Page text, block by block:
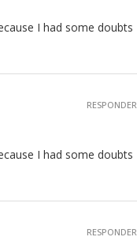
I had some doubts
I had some doubts
RESPONDER
RESPONDER